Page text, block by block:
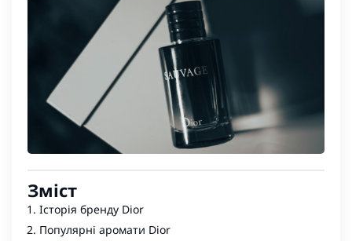
Зміст
Історія бренду Dior
Популярні аромати Dior